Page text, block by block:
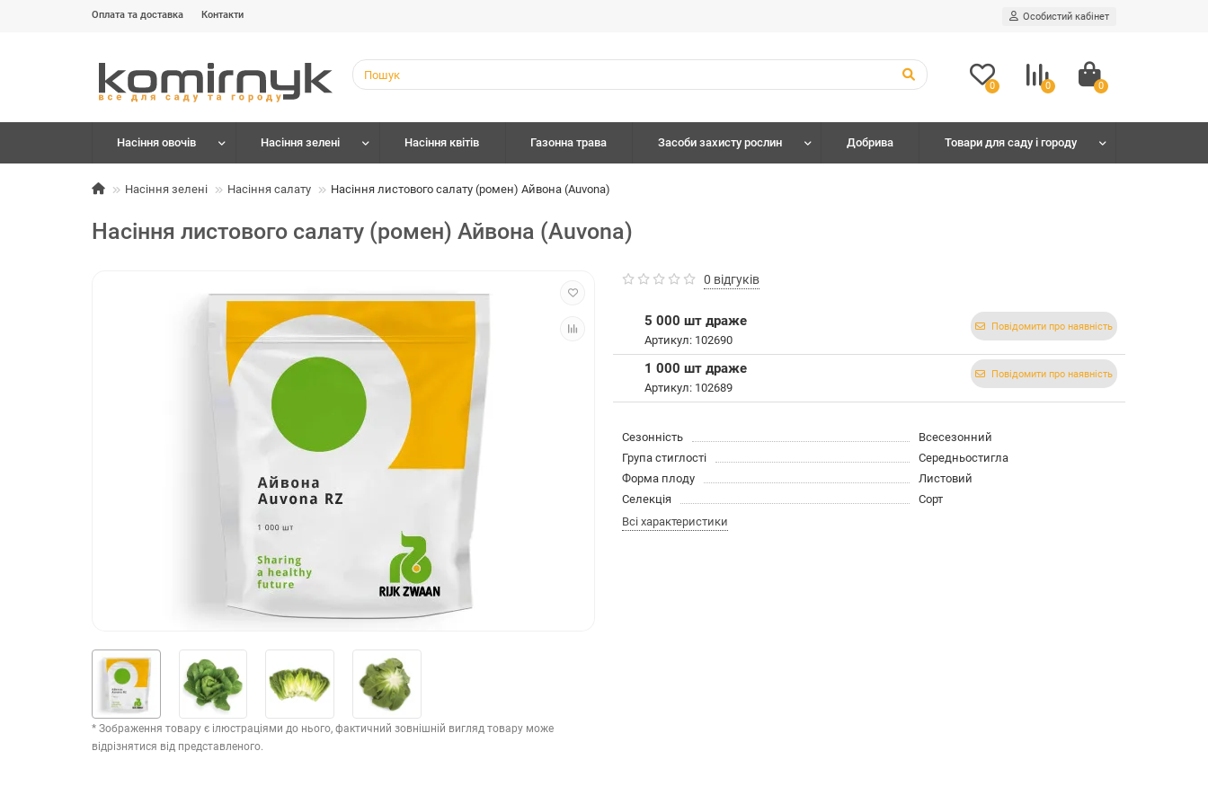
Оплата та доставка Контакти Особистий кабінет
0 0 0
Насіння овочів Насіння зелені Насіння квітів Газонна трава Засоби захисту рослин Добрива Товари для саду і городу
Насіння зелені Насіння салату Насіння листового салату (ромен) Айвона (Auvona)
Насіння листового салату (ромен) Айвона (Auvona)
* Зображення товару є ілюстраціями до нього, фактичний зовнішній вигляд товару може
відрізнятися від представленого.
0 відгуків
5 000 шт драже
Артикул: 102690
Повідомити про наявність
1 000 шт драже
Артикул: 102689
Повідомити про наявність
Сезонність
Всесезонний
Група стиглості
Середньостигла
Форма плоду
Листовий
Селекція
Сорт
Всі характеристики